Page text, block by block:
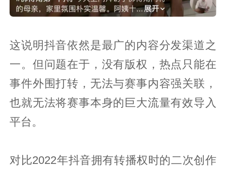
这说明抖音依然是最广的内容分发渠道之
一。但问题在于，没有版权，热点只能在
事件外围打转，无法与赛事内容强关联，
也就无法将赛事本身的巨大流量有效导入
平台。
对比2022年抖音拥有转播权时的二次创作